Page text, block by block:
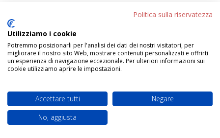
VINICIO DRAPPO
GIULIANO REGGIANI – Riportando tutto a casa→
Progettato daElegant Themes
| Sviluppato da
WordPress
Politica sulla riservatezza
Utilizziamo i cookie
Potremmo posizionarli per l'analisi dei dati dei nostri visitatori, per
migliorare il nostro sito Web, mostrare contenuti personalizzati e offrirti
un'esperienza di navigazione eccezionale. Per ulteriori informazioni sui
cookie utilizziamo aprire le impostazioni.
Accettare tutti
Negare
No, aggiusta